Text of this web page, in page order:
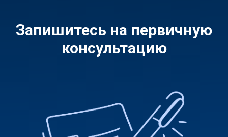
Запишитесь на первичную
консультацию